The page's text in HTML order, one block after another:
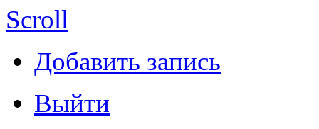
Scroll
Добавить запись
Выйти